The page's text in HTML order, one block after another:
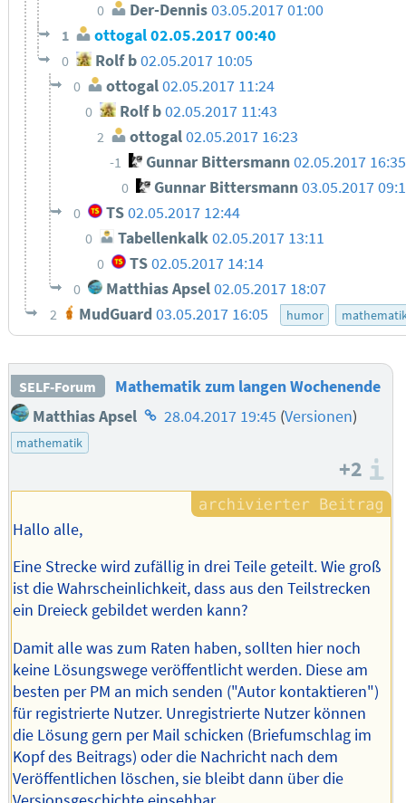
0 Der-Dennis03.05.2017 01:00
1 ottogal 02.05.2017 00:40
0 Rolf b02.05.2017 10:05
0 ottogal02.05.2017 11:24
0 Rolf b02.05.2017 11:43
2 ottogal02.05.2017 16:23
-1 Gunnar Bittersmann02.05.2017 16:35
0 Gunnar Bittersmann 03.05.2017
0 TS02.05.2017 12:44
0 Tabellenkalk02.05.2017 13:11
0 TS02.05.2017 14:14
0 Matthias Apsel02.05.2017 18:07
2 MudGuard 03.05.2017 16:05 humor
SELF-Forum
Mathematik zum langen Wochenende
Matthias Apsel Homepage
28.04.2017 19:45 (Versionen)
mathematik
+2
Hallo alle,
Eine Strecke wird zufällig in drei Teile geteilt. Wie groß
ist die Wahrscheinlichkeit, dass aus den Teilstrecken
ein Dreieck gebildet werden kann?
Damit alle was zum Raten haben, sollten hier noch
keine Lösungswege veröffentlicht werden. Diese am
besten per PM an mich senden ("Autor kontaktieren")
für registrierte Nutzer. Unregistrierte Nutzer können
die Lösung gern per Mail schicken (Briefumschlag im
Kopf des Beitrags) oder die Nachricht nach dem
Veröffentlichen löschen, sie bleibt dann über die